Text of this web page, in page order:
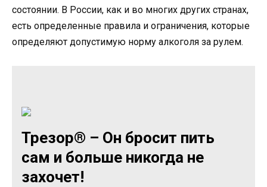
состоянии. В России, как и во многих других странах,
есть определенные правила и ограничения, которые
определяют допустимую норму алкоголя за рулем.
Трезор® – Он бросит пить
сам и больше никогда не
захочет!